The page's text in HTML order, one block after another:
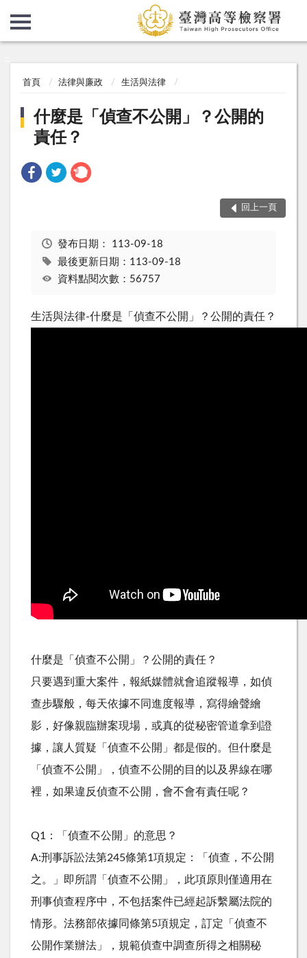
首頁 法律與廉政 生活與法律
什麼是「偵查不公開」？公開的
責任？
回上一頁
發布日期： 113-09-18
最後更新日期：113-09-18
資料點閱次數：56757
生活與法律-什麼是「偵查不公開」？公開的責任？
什麼是「偵查不公開」？公開的責任？
只要遇到重大案件，報紙媒體就會追蹤報導，如偵
查步驟般，每天依據不同進度報導，寫得繪聲繪
影，好像親臨辦案現場，或真的從秘密管道拿到證
據，讓人質疑「偵查不公開」都是假的。但什麼是
「偵查不公開」，偵查不公開的目的以及界線在哪
裡，如果違反偵查不公開，會不會有責任呢？
Q1：「偵查不公開」的意思？
A:刑事訴訟法第245條第1項規定：「偵查，不公開
之。」即所謂「偵查不公開」，此項原則僅適用在
刑事偵查程序中，不包括案件已經起訴繫屬法院的
情形。法務部依據同條第5項規定，訂定「偵查不
公開作業辦法」，規範偵查中調查所得之相關秘